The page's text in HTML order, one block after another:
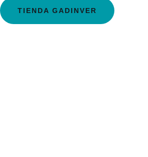
TIENDA GADINVER